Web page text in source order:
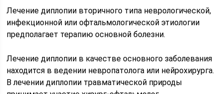
Лечение диплопии вторичного типа неврологической,
инфекционной или офтальмологической этиологии
предполагает терапию основной болезни.
Лечение диплопии в качестве основного заболевания
находится в ведении невропатолога или нейрохирурга.
В лечении диплопии травматической природы